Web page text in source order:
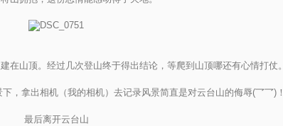
在山顶。经过几次登山终于得出结论，等爬到山顶哪还有心情打仗。
，拿出相机（我的相机）去记录风景简直是对云台山的侮辱(乛乛)！
最后离开云台山